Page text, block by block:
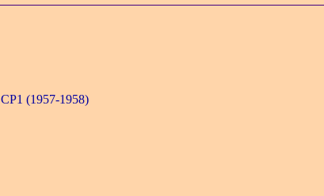
CP1 (1957-1958)